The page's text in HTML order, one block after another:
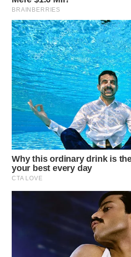
PADANG
LAWAS
WN
SUMEDANG
WN
CIANJUR
WN
KEPULAUAN
SERIBU
WN
TANGERANG
WN